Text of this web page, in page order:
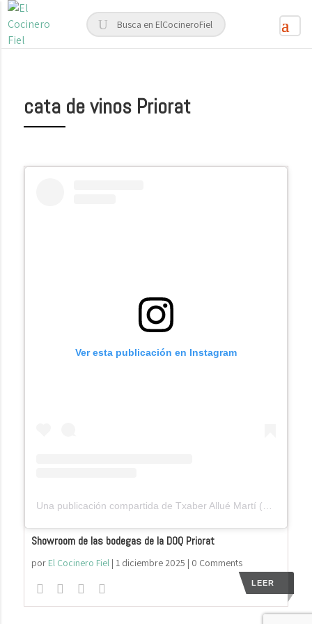
cata de vinos Priorat
Ver esta publicación en Instagram
Una publicación compartida de Txaber Allué Martí (@elcocinerofiel)
Showroom de las bodegas de la DOQ Priorat
por El Cocinero Fiel| 1 diciembre 2025 | 0 Comments
LEER